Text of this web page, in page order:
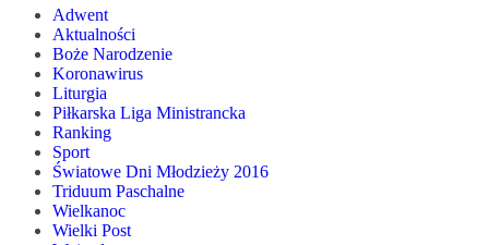
Adwent
Aktualności
Boże Narodzenie
Koronawirus
Liturgia
Piłkarska Liga Ministrancka
Ranking
Sport
Światowe Dni Młodzieży 2016
Triduum Paschalne
Wielkanoc
Wielki Post